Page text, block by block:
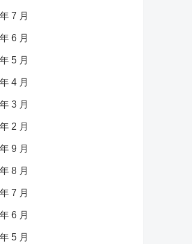
7 月
6 月
5 月
4 月
3 月
2 月
9 月
8 月
7 月
6 月
5 月